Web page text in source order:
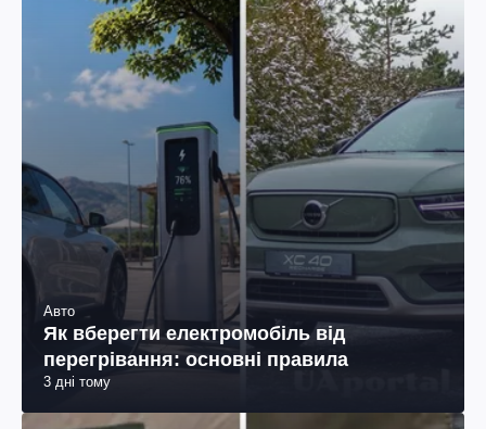
Авто
Як вберегти електромобіль від
перегрівання: основні правила
3 дні тому